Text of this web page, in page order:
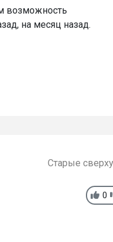
возможность
на месяц назад.
Старые
0